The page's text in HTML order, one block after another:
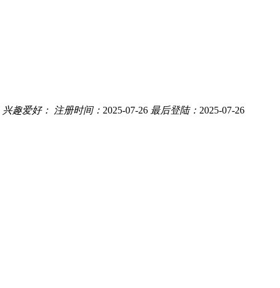
兴趣爱好： 注册时间： 2025-07-26 最后登陆： 2025-07-26